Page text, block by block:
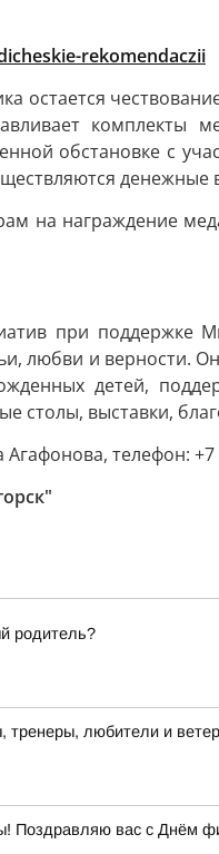
rekomendaczii
остается
комплекты
обстановке с
денежные
на награждение
при поддержке
любви и верности.
детей,
столы, выставки,
телефон:
родитель?
любители и
Поздравляю вас с Днём